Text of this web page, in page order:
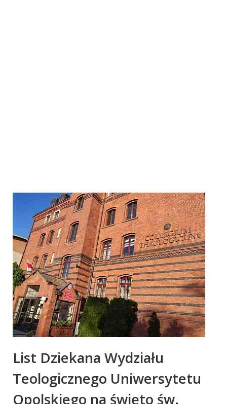
List Dziekana Wydziału
Teologicznego Uniwersytetu
Opolskiego na święto św.